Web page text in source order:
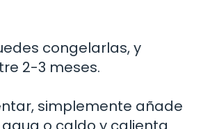
congelarlas, y
2-3 meses.
simplemente añade